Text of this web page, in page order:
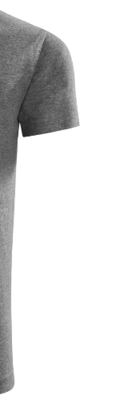
spôsobené ostatnými
sebairóniu
reč
darček pre IT nadšenca
než sa fronta tikietov